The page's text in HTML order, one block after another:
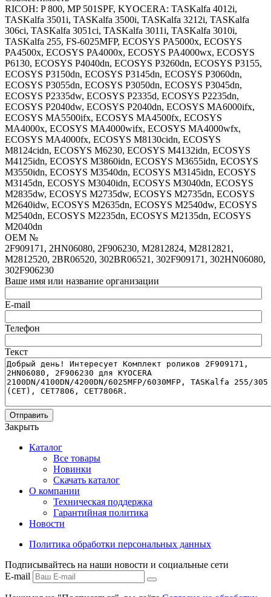
RICOH: P 800, MP 501SPF, KYOCERA: TASKalfa 4012i,
TASKalfa 3501i, TASKalfa 3500i, TASKalfa 3212i, TASKalfa
306ci, TASKalfa 3051ci, TASKalfa 3011i, TASKalfa 3010i,
TASKalfa 255, FS-6025MFP, ECOSYS PA5000x, ECOSYS
PA4500x, ECOSYS PA4000x, ECOSYS PA4000wx, ECOSYS
P6130, ECOSYS P4040dn, ECOSYS P3260dn, ECOSYS P3155,
ECOSYS P3150dn, ECOSYS P3145dn, ECOSYS P3060dn,
ECOSYS P3055dn, ECOSYS P3050dn, ECOSYS P3045dn,
ECOSYS P2335dw, ECOSYS P2335d, ECOSYS P2235dn,
ECOSYS P2040dw, ECOSYS P2040dn, ECOSYS MA6000ifx,
ECOSYS MA5500ifx, ECOSYS MA4500fx, ECOSYS
MA4000x, ECOSYS MA4000wifx, ECOSYS MA4000wfx,
ECOSYS MA4000fx, ECOSYS M8130cidn, ECOSYS
M8124cidn, ECOSYS M6230, ECOSYS M4132idn, ECOSYS
M4125idn, ECOSYS M3860idn, ECOSYS M3655idn, ECOSYS
M3550idn, ECOSYS M3540dn, ECOSYS M3145idn, ECOSYS
M3145dn, ECOSYS M3040idn, ECOSYS M3040dn, ECOSYS
M2835dw, ECOSYS M2735dw, ECOSYS M2735dn, ECOSYS
M2640idw, ECOSYS M2635dn, ECOSYS M2540dw, ECOSYS
M2540dn, ECOSYS M2235dn, ECOSYS M2135dn, ECOSYS
M2040dn
OEM №
2F909171, 2HN06080, 2F906230, M2812824, M2812821,
M2812520, 2BR06520, 302BR06521, 302F909171, 302HN06080,
302F906230
Ваше имя или название организации
E-mail
Телефон
Текст
Отправить
Закрыть
Каталог
Все товары
Новинки
Скачать каталог
О компании
Техническая поддержка
Гарантийная политика
Новости
Политика обработки персональных данных
Подписывайтесь на наши новости и социальные сети
E-mail